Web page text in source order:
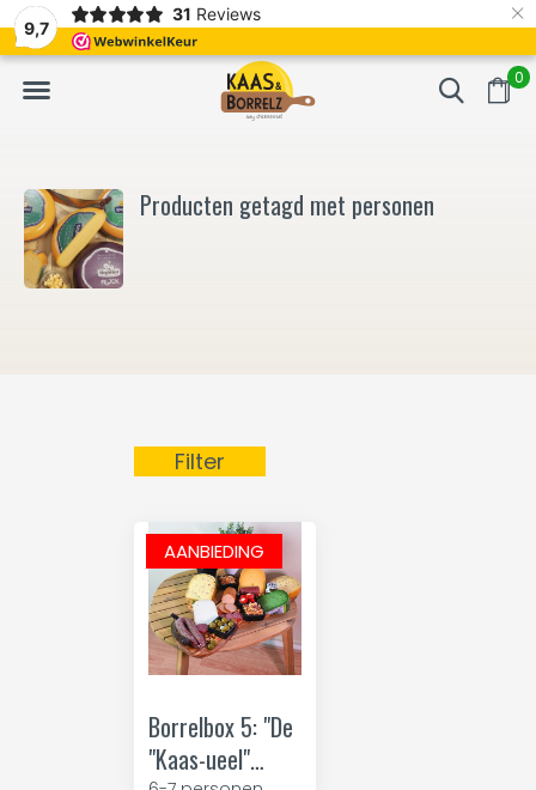
9,7
31 Reviews ×
0
Vers van het mes en gevacumeerd Vaak volgende
Producten getagd met personen
Filter
AANBIEDING
Borrelbox 5: "De
"Kaas-ueel"